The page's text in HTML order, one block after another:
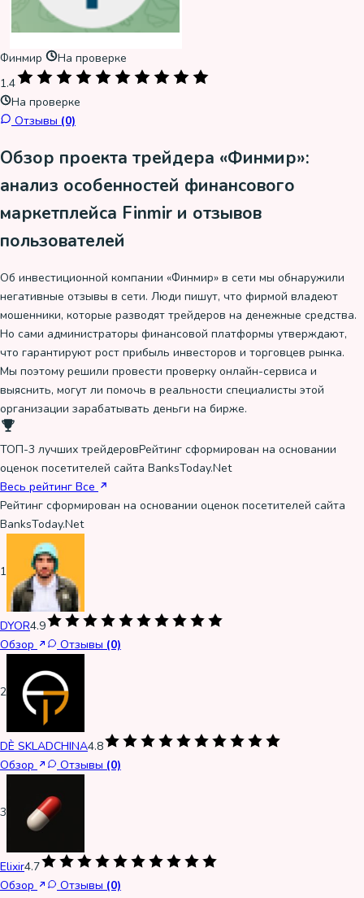
Финмир
На проверке
1.4
На проверке
Отзывы (0)
Обзор проекта трейдера «Финмир»:
анализ особенностей финансового
маркетплейса Finmir и отзывов
пользователей
Об инвестиционной компании «Финмир» в сети мы обнаружили
негативные отзывы в сети. Люди пишут, что фирмой владеют
мошенники, которые разводят трейдеров на денежные средства.
Но сами администраторы финансовой платформы утверждают,
что гарантируют рост прибыль инвесторов и торговцев рынка.
Мы поэтому решили провести проверку онлайн-сервиса и
выяснить, могут ли помочь в реальности специалисты этой
организации зарабатывать деньги на бирже.
ТОП-3 лучших трейдеровРейтинг сформирован на основании
оценок посетителей сайта BanksToday.Net
Весь рейтинг Все
Рейтинг сформирован на основании оценок посетителей сайта
BanksToday.Net
1
DYOR4.9
Обзор
Отзывы (0)
2
DÈ SKLADCHINA4.8
Обзор
Отзывы (0)
3
Elixir4.7
Обзор
Отзывы (0)